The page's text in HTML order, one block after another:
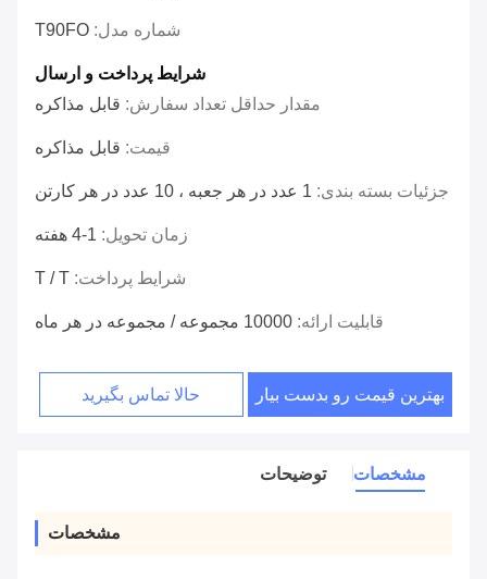
شماره مدل: T90FO
شرایط پرداخت و ارسال
مقدار حداقل تعداد سفارش: قابل مذاکره
قیمت: قابل مذاکره
جزئیات بسته بندی: 1 عدد در هر جعبه ، 10 عدد در هر کارتن
زمان تحویل: 1-4 هفته
شرایط پرداخت: T / T
قابلیت ارائه: 10000 مجموعه / مجموعه در هر ماه
بهترین قیمت رو بدست بیار حالا تماس بگیرید
مشخصات توضیحات
مشخصات